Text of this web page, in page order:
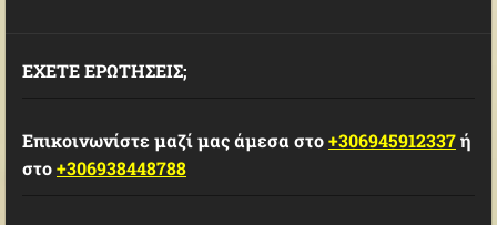
ΕΧΕΤΕ ΕΡΩΤΗΣΕΙΣ;
Επικοινωνίστε μαζί μας άμεσα στο+306945912337ή
στο+306938448788